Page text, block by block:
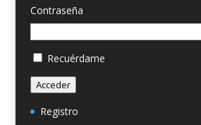
Contraseña
Recuérdame
Acceder
Registro